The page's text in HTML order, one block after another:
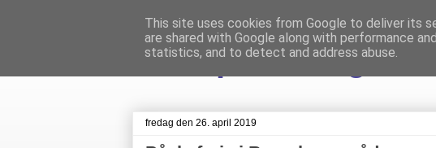
Livet på Vestegnen
fredag den 26. april 2019
This site uses cookies from Google to deliver its
are shared with Google along with performance
statistics, and to detect and address abuse.